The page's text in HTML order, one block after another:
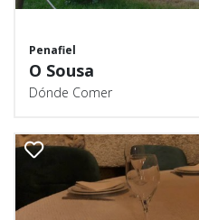
Penafiel
O Sousa
Dónde Comer